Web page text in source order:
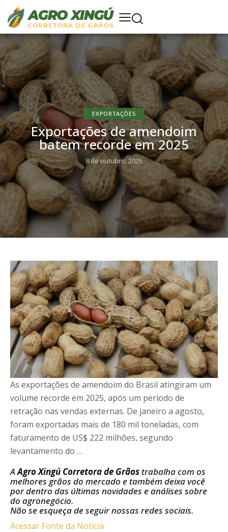
EXPORTAÇÕES
Exportações de amendoim
batem recorde em 2025
8 de outubro, 2025
As exportações de amendoim do Brasil atingiram um
volume recorde em 2025, após um período de
retração nas vendas externas. De janeiro a agosto,
foram exportadas mais de 180 mil toneladas, com
faturamento de US$ 222 milhões, segundo
levantamento do …
AAgro Xingú Corretora de Grãos trabalha com os
melhores grãos do mercado e também deixa você
por dentro das últimas novidades e análises sobre
do agronegócio.
Não se esqueça de seguir nossas redes sociais.
Acessar Fonte da Notícia